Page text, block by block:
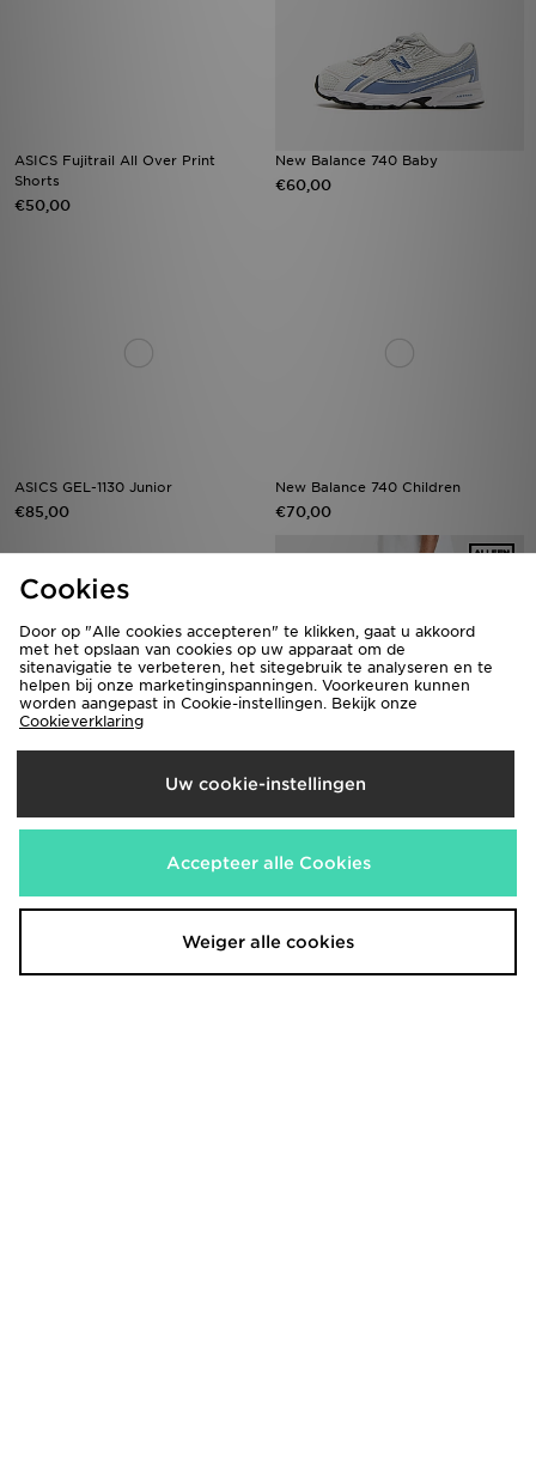
ASICS Fujitrail All Over Print
Shorts
€50,00
New Balance 740 Baby
€60,00
ASICS GEL-1130 Junior
€85,00
New Balance 740 Children
€70,00
Nike Vomero Plus Dames
€170,00
Supply & Demand Core Skinny
Jeans
Cookies
Door op "Alle cookies accepteren" te klikken, gaat u akkoord
met het opslaan van cookies op uw apparaat om de
sitenavigatie te verbeteren, het sitegebruik te analyseren en te
helpen bij onze marketinginspanningen. Voorkeuren kunnen
worden aangepast in Cookie-instellingen. Bekijk onze
Cookieverklaring
Uw cookie-instellingen
Accepteer alle Cookies
Weiger alle cookies